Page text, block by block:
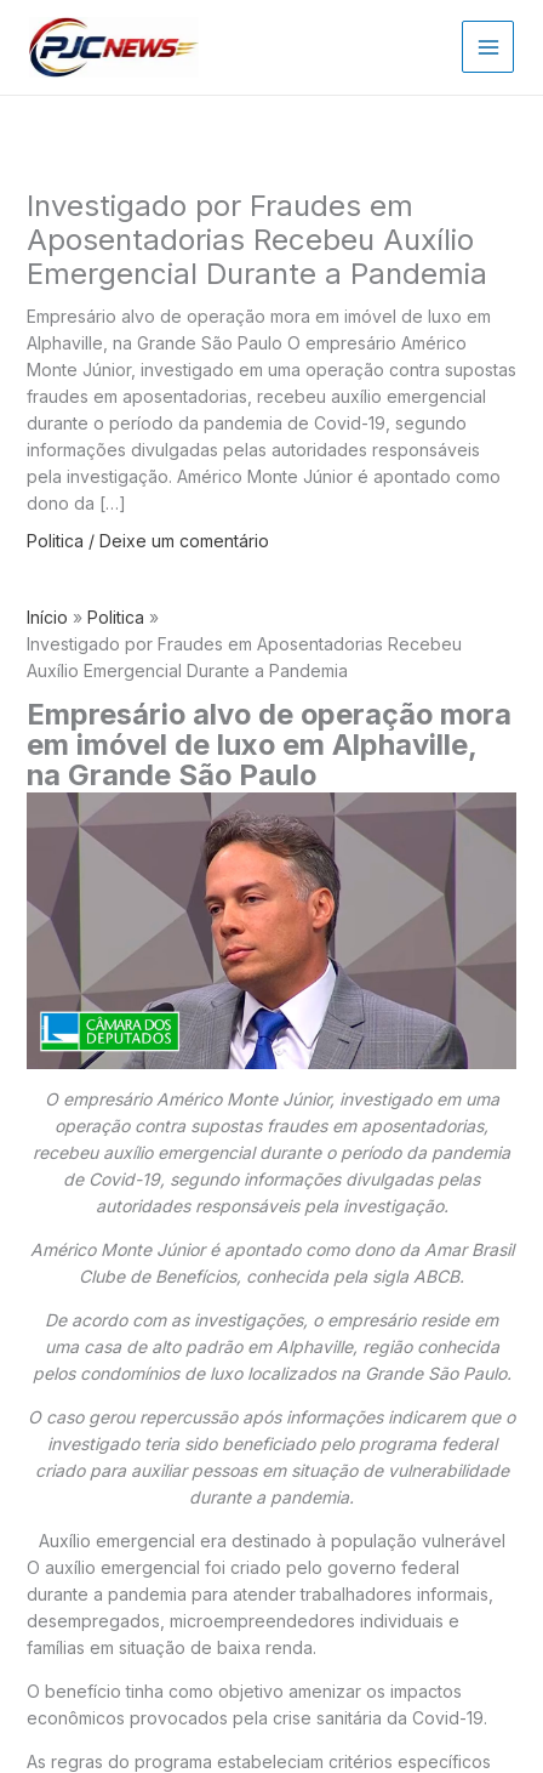
para
Investigado por Fraudes em
Aposentadorias Recebeu Auxílio
Emergencial Durante a Pandemia
Empresário alvo de operação mora em imóvel de luxo em
Alphaville, na Grande São Paulo O empresário Américo
Monte Júnior, investigado em uma operação contra supostas
fraudes em aposentadorias, recebeu auxílio emergencial
durante o período da pandemia de Covid-19, segundo
informações divulgadas pelas autoridades responsáveis
pela investigação. Américo Monte Júnior é apontado como
dono da […]
Politica / Deixe um comentário
Início
Politica
Investigado por Fraudes em Aposentadorias Recebeu
Auxílio Emergencial Durante a Pandemia
Empresário alvo de operação mora
em imóvel de luxo em Alphaville,
na Grande São Paulo
O empresário Américo Monte Júnior, investigado em uma
operação contra supostas fraudes em aposentadorias,
recebeu auxílio emergencial durante o período da pandemia
de Covid-19, segundo informações divulgadas pelas
autoridades responsáveis pela investigação.
Américo Monte Júnior é apontado como dono da Amar Brasil
Clube de Benefícios, conhecida pela sigla ABCB.
De acordo com as investigações, o empresário reside em
uma casa de alto padrão em Alphaville, região conhecida
pelos condomínios de luxo localizados na Grande São Paulo.
O caso gerou repercussão após informações indicarem que o
investigado teria sido beneficiado pelo programa federal
criado para auxiliar pessoas em situação de vulnerabilidade
durante a pandemia.
Auxílio emergencial era destinado à população vulnerável
O auxílio emergencial foi criado pelo governo federal
durante a pandemia para atender trabalhadores informais,
desempregados, microempreendedores individuais e
famílias em situação de baixa renda.
O benefício tinha como objetivo amenizar os impactos
econômicos provocados pela crise sanitária da Covid-19.
As regras do programa estabeleciam critérios específicos